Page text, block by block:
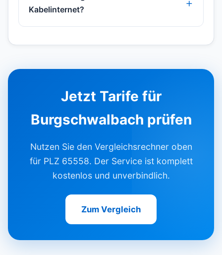
Kabelinternet?
Jetzt Tarife für
Burgschwalbach prüfen
Nutzen Sie den Vergleichsrechner oben
für PLZ 65558. Der Service ist komplett
kostenlos und unverbindlich.
Zum Vergleich